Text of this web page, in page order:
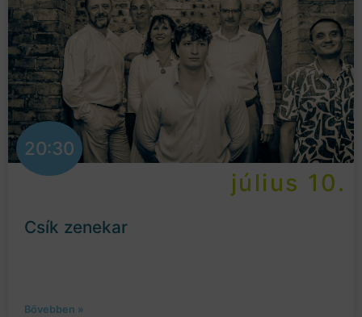
20:30
július 10.
Csík zenekar
Bővebben »